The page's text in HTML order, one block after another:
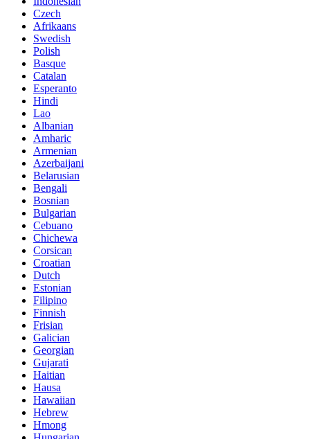
Czech
Afrikaans
Swedish
Polish
Basque
Catalan
Esperanto
Hindi
Lao
Albanian
Amharic
Armenian
Azerbaijani
Belarusian
Bengali
Bosnian
Bulgarian
Cebuano
Chichewa
Corsican
Croatian
Dutch
Estonian
Filipino
Finnish
Frisian
Galician
Georgian
Gujarati
Haitian
Hausa
Hawaiian
Hebrew
Hmong